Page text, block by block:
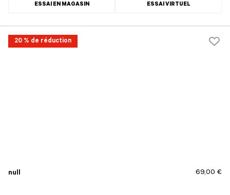
ESSAI EN MAGASIN ESSAI VIRTUEL
20 % de réduction
null 69,00 €